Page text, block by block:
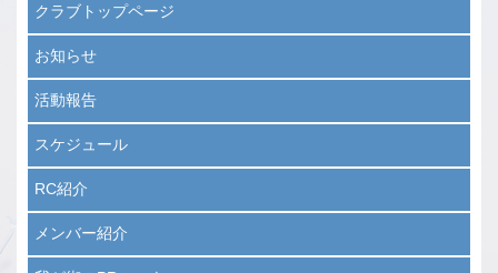
クラブトップページ
お知らせ
活動報告
スケジュール
RC紹介
メンバー紹介